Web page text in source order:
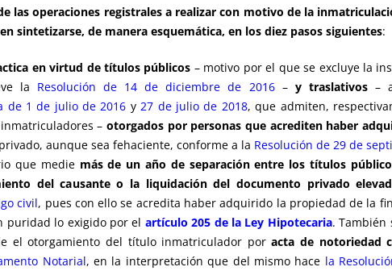
las operaciones registrales a realizar con motivo de la
sintetizarse, de manera esquemática, en los diez pasos siguientes
en virtud de títulos públicos – motivo por el que se excluye la
la Resolución de 14 de diciembre de 2016– y traslativos–
de 1 de julio de 2016 y27 de julio de 2018, que admiten,
– otorgados por personas que acrediten haber
aunque sea fehaciente, conforme a la Resolución de 29 de
que medie más de un año de separación entre los títulos
del causante o la liquidación del documento privado
civil, pues con ello se acredita haber adquirido la propiedad de la
puridad lo exigido por el artículo 205 de la Ley Hipotecaria. También
el otorgamiento del título inmatriculador poracta de notoriedad
Notarial, en la interpretación que del mismo hace la